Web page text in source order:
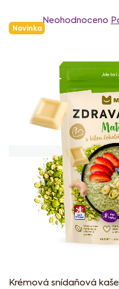
Novinka
hodnocení
produktu
hvězdiček.
Neohodnoceno
Krémová snídaňová